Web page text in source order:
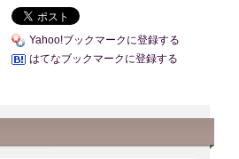
Yahoo!ブックマークに登録する
はてなブックマークに登録する